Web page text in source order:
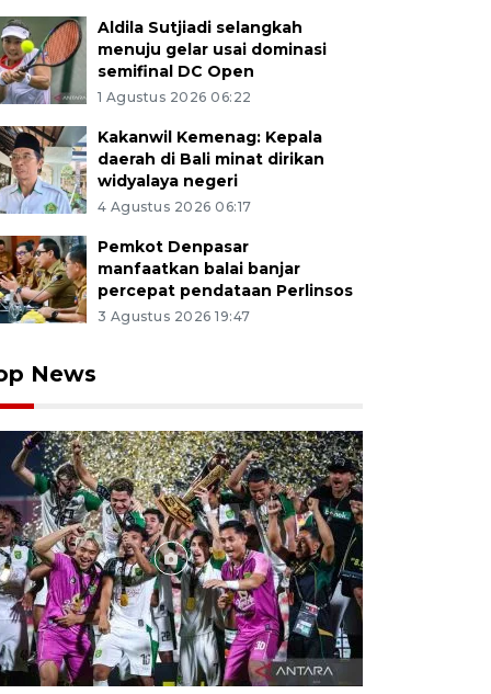
Aldila Sutjiadi selangkah
menuju gelar usai dominasi
semifinal DC Open
1 Agustus 2026 06:22
Kakanwil Kemenag: Kepala
daerah di Bali minat dirikan
widyalaya negeri
4 Agustus 2026 06:17
Pemkot Denpasar
manfaatkan balai banjar
percepat pendataan Perlinsos
3 Agustus 2026 19:47
News